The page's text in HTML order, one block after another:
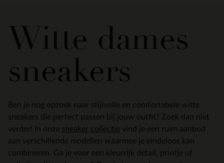
Witte dames
sneakers
Ben je nog opzoek naar stijlvolle en comfortabele witte
sneakers die perfect passen bij jouw outfit? Zoek dan niet
verder! In onze sneaker collectie vind je een ruim aanbod
aan verschillende modellen waarmee je eindeloos kan
combineren. Ga je voor een kleurrijk detail, printje of